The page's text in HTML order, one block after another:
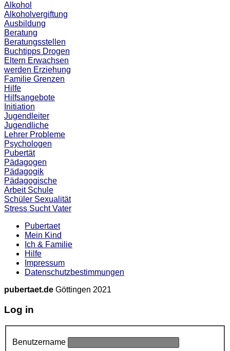
Alkohol
Alkoholvergiftung
Ausbildung
Beratung
Beratungsstellen
Buchtipps Drogen
Eltern Erwachsen
werden Erziehung
Familie Grenzen
Hilfe
Hilfsangebote
Initiation
Jugendleiter
Jugendliche
Lehrer Probleme
Psychologen
Pubertät
Pädagogen
Pädagogik
Pädagogische
Arbeit Schule
Schüler Sexualität
Stress SuchtVater
Pubertaet
Mein Kind
Ich & Familie
Hilfe
Impressum
Datenschutzbestimmungen
pubertaet.de Göttingen 2021
Log in
Benutzername